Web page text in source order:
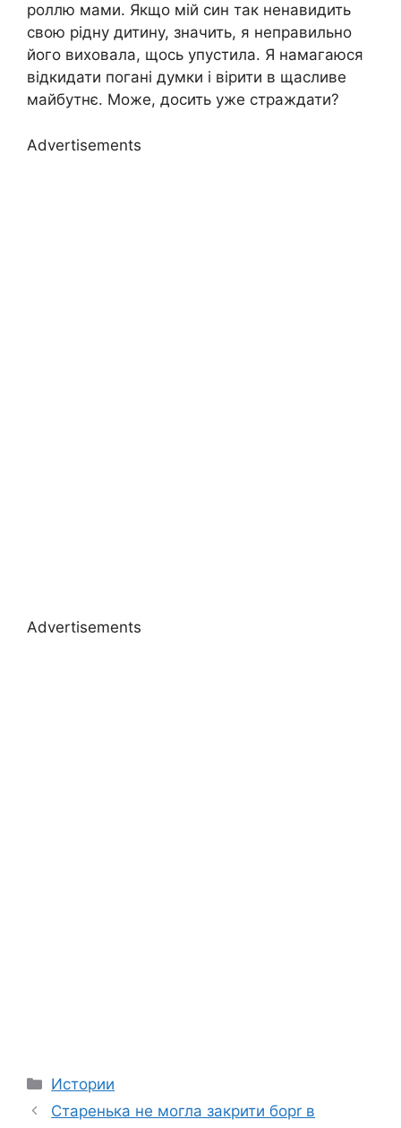
роллю мами. Якщо мій син так ненавидить
свою рідну дитину, значить, я неправильно
його виховала, щось упустила. Я намагаюся
відкидати погані думки і вірити в щасливе
майбутнє. Може, досить уже страждати?
Advertisements
Advertisements
Categories
Истории
Старенька не могла закрити борr в